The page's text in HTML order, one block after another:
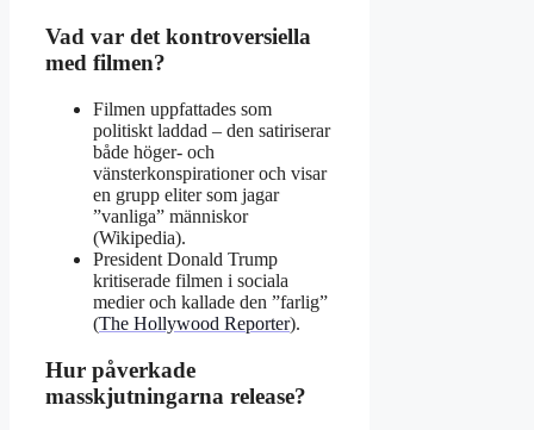
Vad var det kontroversiella
med filmen?
Filmen uppfattades som
politiskt laddad – den satiriserar
både höger- och
vänsterkonspirationer och visar
en grupp eliter som jagar
”vanliga” människor
(Wikipedia).
President Donald Trump
kritiserade filmen i sociala
medier och kallade den ”farlig”
(The Hollywood Reporter).
Hur påverkade
masskjutningarna release?